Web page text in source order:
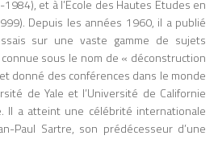
et à l’École des Hautes Études en
Depuis les années 1960, il a publié
sur une vaste gamme de sujets
sous le nom de « déconstruction
donné des conférences dans le monde
de Yale et l’Université de Californie
Il a atteint une célébrité internationale
Paul Sartre, son prédécesseur d’une
LE SENS DES INFORMATIONS,
DES PATTERNS. ÉTHIQUE ET
QUI POSSÈDE LES DROITS SUR UNE
PROTÉGÉES POUR
? IMPACT SOCIAL ET
DES MÉTIERS :
PEUVENT ÊTRE ASSISTÉS,
ELLE CHANGE AUSSI NOTRE
et Understanding Media: The
Extensions of Man (1964), il développe
thèse radicale : les médias ne sont
pas de simples canaux de transmission de
contenus, mais des environnements qui
la perception, la pensée et les
sociales. Sa célèbre formule «
medium is the message » résume